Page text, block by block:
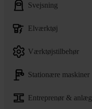
svejsning
elværktøj
værktøjstilbehør
stationære maskiner
entreprenør & anlæg